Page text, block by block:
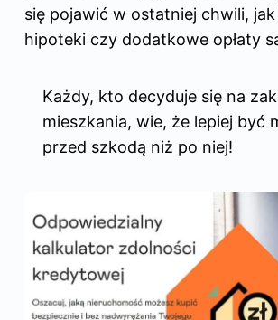
się pojawić w ostatniej chwili,
hipoteki czy dodatkowe opłaty
Każdy, kto decyduje się na
mieszkania, wie, że lepiej być
przed szkodą niż po niej!